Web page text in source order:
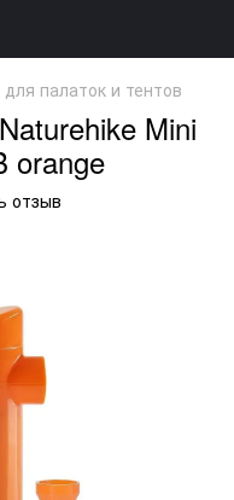
палаток и тентов
Mini
orange
отзыв